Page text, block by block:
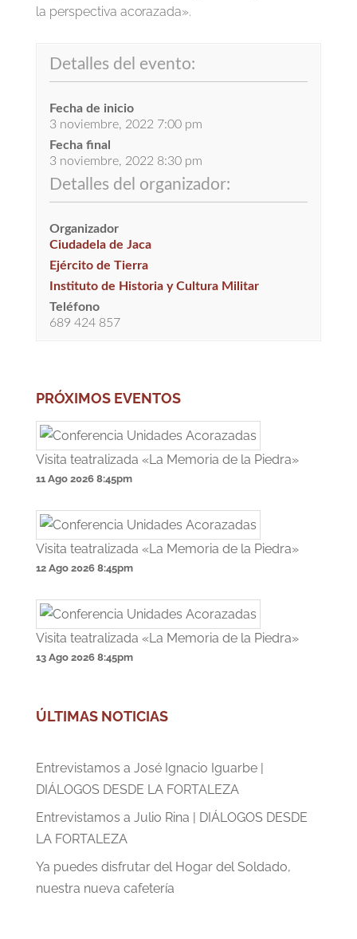
la perspectiva acorazada».
Detalles del evento:
Fecha de inicio
3 noviembre, 2022 7:00 pm
Fecha final
3 noviembre, 2022 8:30 pm
Detalles del organizador:
Organizador
Ciudadela de Jaca
Ejército de Tierra
Instituto de Historia y Cultura Militar
Teléfono
689 424 857
PRÓXIMOS EVENTOS
Visita teatralizada «La Memoria de la Piedra»
11 Ago 2026 8:45pm
Visita teatralizada «La Memoria de la Piedra»
12 Ago 2026 8:45pm
Visita teatralizada «La Memoria de la Piedra»
13 Ago 2026 8:45pm
ÚLTIMAS NOTICIAS
Entrevistamos a José Ignacio Iguarbe |
DIÁLOGOS DESDE LA FORTALEZA
Entrevistamos a Julio Rina | DIÁLOGOS DESDE
LA FORTALEZA
Ya puedes disfrutar del Hogar del Soldado,
nuestra nueva cafetería